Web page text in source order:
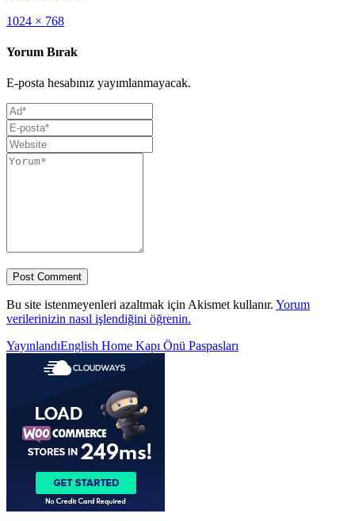
Full
1024 × 768
Yorum Bırak
E-posta hesabınız yayımlanmayacak.
Bu site istenmeyenleri azaltmak için Akismet kullanır. Yorum
verilerinizin nasıl işlendiğini öğrenin.
Yazı
gezinmesi
YayınlandıEnglish Home Kapı Önü Paspasları